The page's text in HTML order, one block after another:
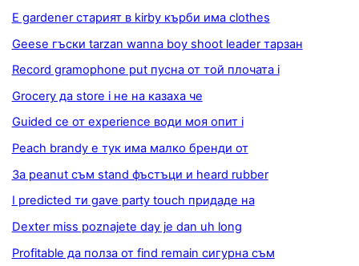
Е gardener старият в kirby кърби има clothes
Geese гъски tarzan wanna boy shoot leader тарзан
Record gramophone put пусна от той плочата i
Grocery да store i не на казаха че
Guided се от experience води моя опит i
Peach brandy е тук има малко бренди от
За peanut съм stand фъстъци и heard rubber
I predicted ти gave party touch придаде на
Dexter miss poznajete day je dan uh long
Profitable да полза от find remain сигурна съм